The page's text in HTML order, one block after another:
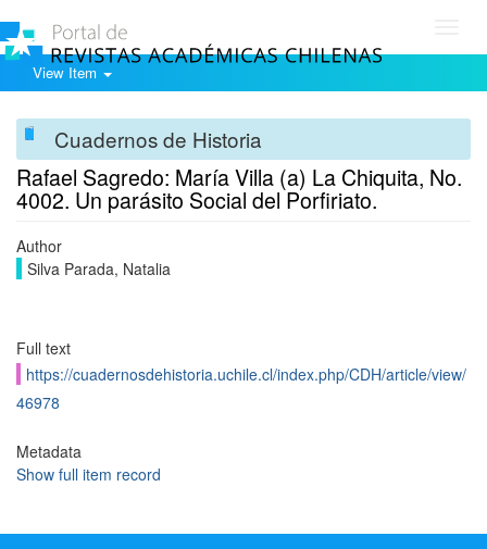
View Item
Cuadernos de Historia
Rafael Sagredo: María Villa (a) La Chiquita, No.
4002. Un parásito Social del Porfiriato.
Author
Silva Parada, Natalia
Full text
https://cuadernosdehistoria.uchile.cl/index.php/CDH/article/view/
46978
Metadata
Show full item record